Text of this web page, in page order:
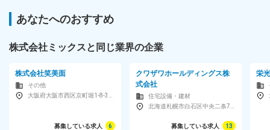
あなたへのおすすめ
株式会社ミックスと同じ業界の企業
株式会社笑美面
その他
募集している求人 6
クワザワホールディングス株
式会社
住宅設備・建材
募集している求人 13
栄